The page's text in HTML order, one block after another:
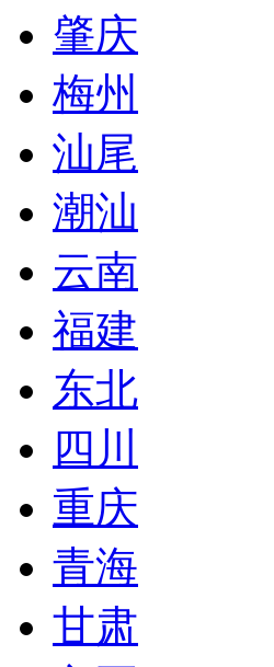
肇庆
梅州
汕尾
潮汕
云南
福建
东北
四川
重庆
青海
甘肃